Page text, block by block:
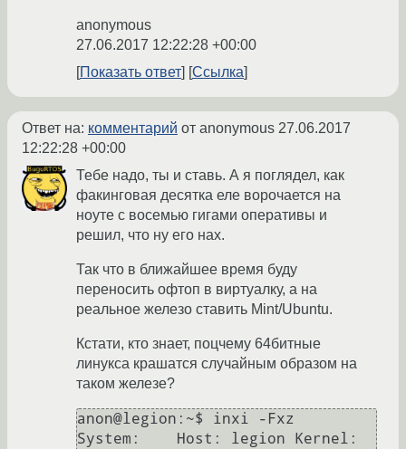
anonymous
27.06.2017 12:22:28 +00:00
Показать ответ
Ссылка
Ответ на: комментарий от anonymous 27.06.2017
12:22:28 +00:00
Тебе надо, ты и ставь. А я поглядел, как
факинговая десятка еле ворочается на
ноуте с восемью гигами оперативы и
решил, что ну его нах.
Так что в ближайшее время буду
переносить офтоп в виртуалку, а на
реальное железо ставить Mint/Ubuntu.
Кстати, кто знает, поцчему 64битные
линукса крашатся случайным образом на
таком железе?
anon@legion:~$ inxi -Fxz
System:    Host: legion Kernel: